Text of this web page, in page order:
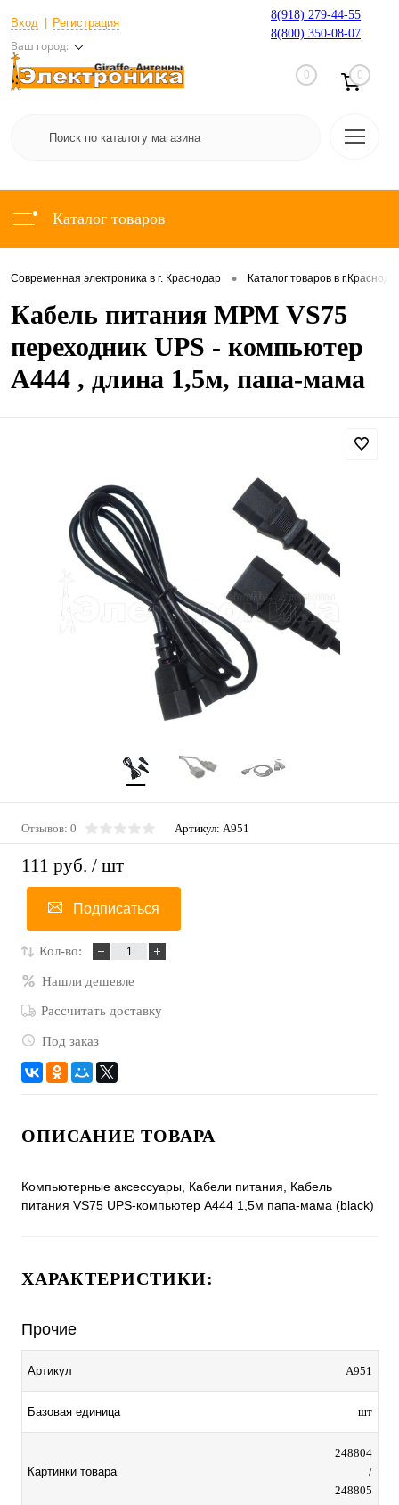
Вход Регистрация
Ваш город:
8(918) 279-44-55
8(800) 350-08-07
0 0
Каталог товаров
Современная электроника в г. Краснодар • Каталог товаров в
Кабель питания МРМ VS75
переходник UPS - компьютер
A444 , длина 1,5м, папа-мама
Отзывов: 0 Артикул: A951
111 руб. / шт
Подписаться
Кол-во:
Нашли дешевле
Рассчитать доставку
Под заказ
ОПИСАНИЕ ТОВАРА
Компьютерные аксессуары, Кабели питания, Кабель
питания VS75 UPS-компьютер A444 1,5м папа-мама (black)
ХАРАКТЕРИСТИКИ:
Прочие
Артикул A951
Базовая единица шт
Картинки товара
248804
/
248805